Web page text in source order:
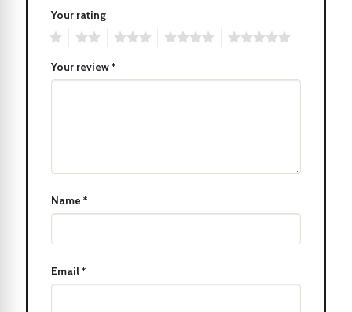
Your rating
Your review*
Name *
Email*